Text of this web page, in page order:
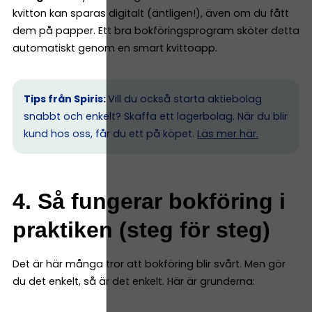
kvitton kan sparas digitalt (äntligen!), även om du fått
dem på papper. Ett bra bokföringsprogram sköter detta
automatiskt genom en smart kvittoapp.
Tips från Spiris:Vill du också starta aktiebolag
snabbt och enkelt? Skaffa ett lagerbolag. När du blir
kund hos oss, får du ett på köpet. Läs mer här.
4. Så fungerar bokföring i
praktiken (steg för steg)
Det är här många tror att bokföring blir svårt. Men gör
du det enkelt, så är det enkelt. Här är grunderna: